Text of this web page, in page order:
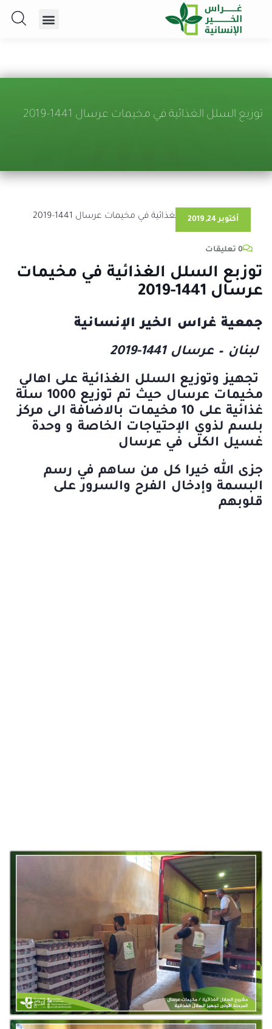
توزبع السلل الغذائية في مخيمات عرسال 1441-2019
أكتوبر 24, 2019
0 تعليقات
توزبع السلل الغذائية في مخيمات
عرسال 1441-2019
جمعية غراس الخير الإنسانية
لبنان – عرسال 1441-2019
تجهيز وتوزيع السلل الغذائية على اهالي
مخيمات عرسال حيث تم توزيع 1000 سلة
غذائية على 10 مخيمات بالاضافة الى مركز
بلسم لذوي الإحتياجات الخاصة و وحدة
غسيل الكلى في عرسال
جزى الله خيرا كل من ساهم في رسم
البسمة وإدخال الفرح والسرور على
قلوبهم